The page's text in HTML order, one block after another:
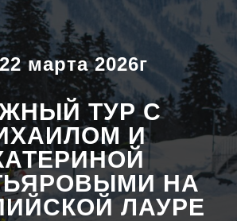
марта 2026г
ТУР С
И
НА
ЛАУРЕ